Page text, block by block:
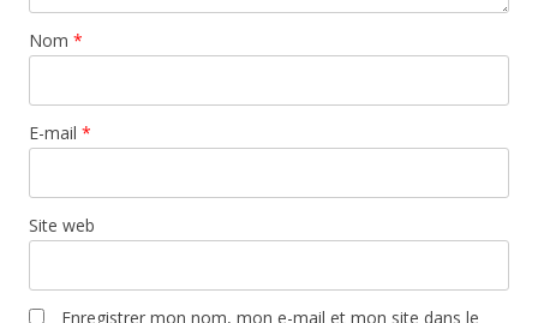
Nom *
E-mail *
Site web
Enregistrer mon nom, mon e-mail et mon site dans le